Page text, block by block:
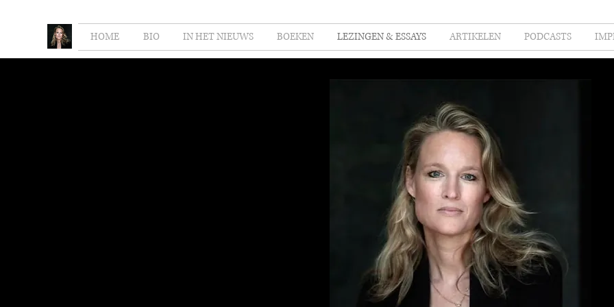
HOME BIO IN HET NIEUWS BOEKEN LEZINGEN & ESSAYS ARTIKELEN PODCASTS